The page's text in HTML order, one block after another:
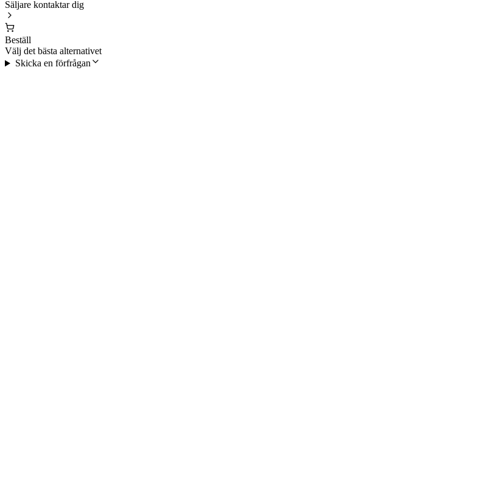
Säljare kontaktar dig
Beställ
Välj det bästa alternativet
Skicka en förfrågan